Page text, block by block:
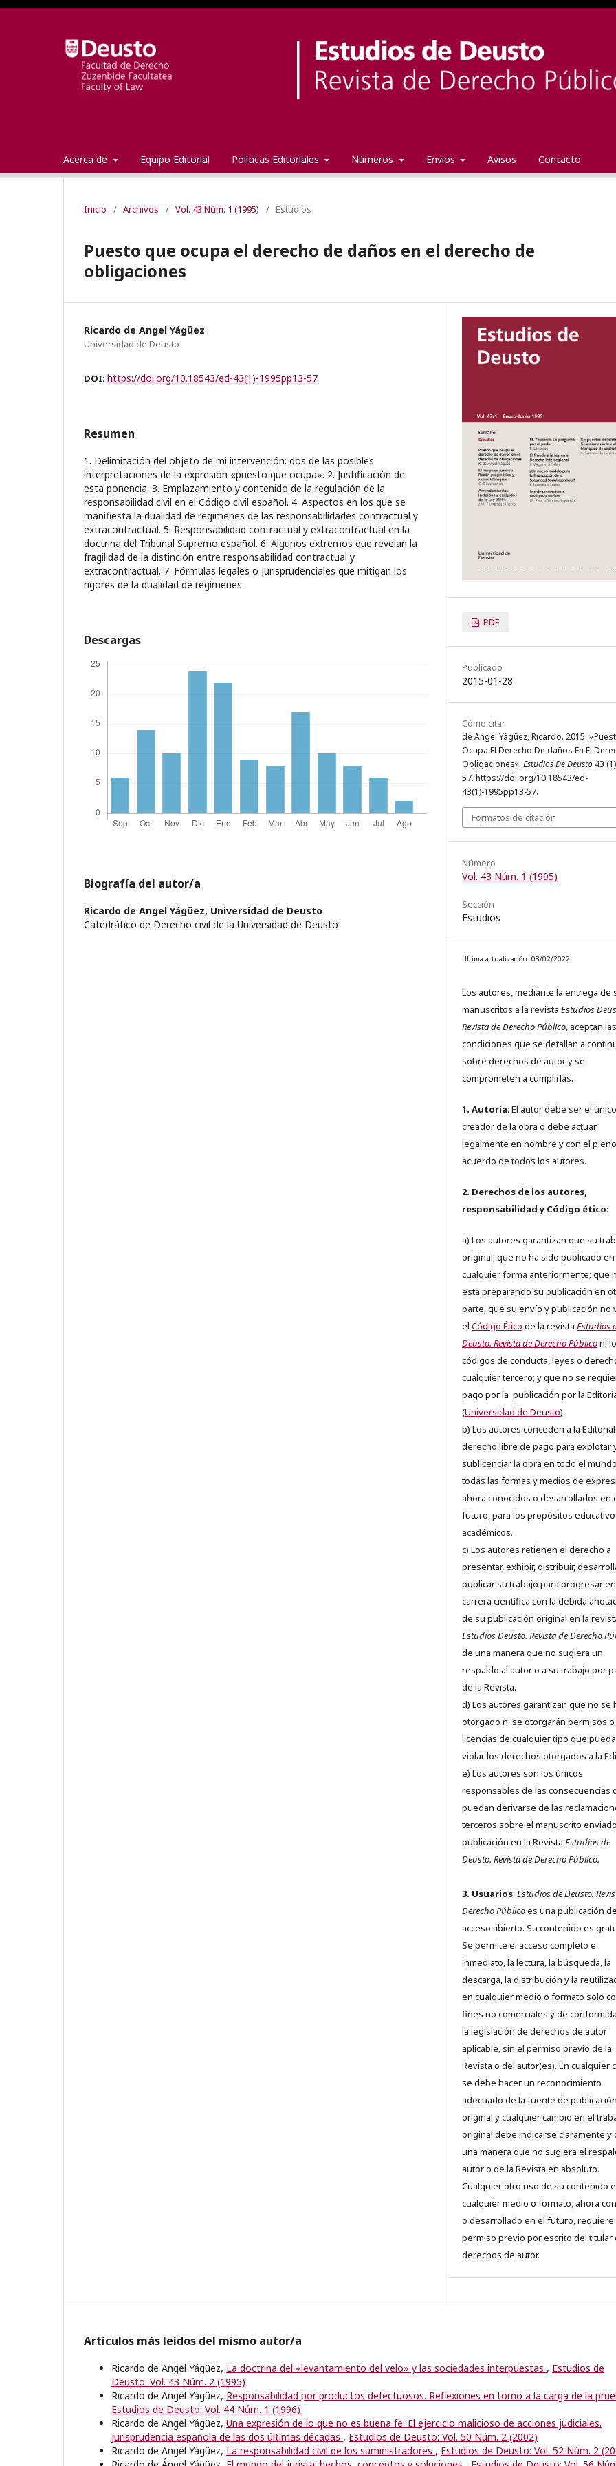
Acerca de Equipo Editorial Políticas Editoriales Números Envíos Avisos Contacto
Inicio / Archivos / Vol. 43 Núm. 1 (1995) / Estudios
Puesto que ocupa el derecho de daños en el derecho de
obligaciones
Ricardo de Angel Yágüez
Universidad de Deusto
DOI: https://doi.org/10.18543/ed-43(1)-1995pp13-57
Resumen
1. Delimitación del objeto de mi intervención: dos de las posibles
interpretaciones de la expresión «puesto que ocupa». 2. Justificación de
esta ponencia. 3. Emplazamiento y contenido de la regulación de la
responsabilidad civil en el Código civil español. 4. Aspectos en los que se
manifiesta la dualidad de regímenes de las responsabilidades contractual y
extracontractual. 5. Responsabilidad contractual y extracontractual en la
doctrina del Tribunal Supremo español. 6. Algunos extremos que revelan la
fragilidad de la distinción entre responsabilidad contractual y
extracontractual. 7. Fórmulas legales o jurisprudenciales que mitigan los
rigores de la dualidad de regímenes.
Descargas
Biografía del autor/a
Ricardo de Angel Yágüez, Universidad de Deusto
Catedrático de Derecho civil de la Universidad de Deusto
PDF
Publicado
2015-01-28
Cómo citar
de Angel Yágüez, Ricardo. 2015.
Ocupa El Derecho De daños En El
Obligaciones». Estudios De Deusto 43
57. https://doi.org/10.18543/ed-
43(1)-1995pp13-57.
Formatos de citación
Número
Vol. 43 Núm. 1 (1995)
Sección
Estudios
Última actualización: 08/02/2022
Los autores, mediante la entrega de
manuscritos a la revista Estudios
Revista de Derecho Público, aceptan las
condiciones que se detallan a
sobre derechos de autor y se
comprometen a cumplirlas.
1. Autoría: El autor debe ser el único
creador de la obra o debe actuar
legalmente en nombre y con el pleno
acuerdo de todos los autores.
2. Derechos de los autores,
responsabilidad y Código ético:
a) Los autores garantizan que su
original; que no ha sido publicado en
cualquier forma anteriormente; que
está preparando su publicación en
parte; que su envío y publicación no
el Código Ético de la revista Estudios
Deusto. Revista de Derecho Públiconi
códigos de conducta, leyes o
cualquier tercero; y que no se
pago por la publicación por la
(Universidad de Deusto).
b) Los autores conceden a la
derecho libre de pago para explotar
sublicenciar la obra en todo el
todas las formas y medios de
ahora conocidos o desarrollados en
futuro, para los propósitos
académicos.
c) Los autores retienen el derecho a
presentar, exhibir, distribuir,
publicar su trabajo para progresar
carrera científica con la debida
de su publicación original en la
Estudios Deusto. Revista de Derecho
de una manera que no sugiera un
respaldo al autor o a su trabajo por
de la Revista.
d) Los autores garantizan que no se
otorgado ni se otorgarán permisos o
licencias de cualquier tipo que
violar los derechos otorgados a la
e) Los autores son los únicos
responsables de las consecuencias
puedan derivarse de las
terceros sobre el manuscrito
publicación en la Revista Estudios de
Deusto. Revista de Derecho Público.
3. Usuarios: Estudios de Deusto.
Derecho Públicoes una publicación de
acceso abierto. Su contenido es
Se permite el acceso completo e
inmediato, la lectura, la búsqueda, la
descarga, la distribución y la
en cualquier medio o formato solo
fines no comerciales y de
la legislación de derechos de autor
aplicable, sin el permiso previo de la
Revista o del autor(es). En cualquier
se debe hacer un reconocimiento
adecuado de la fuente de publicación
original y cualquier cambio en el
original debe indicarse claramente y
una manera que no sugiera el
autor o de la Revista en absoluto.
Cualquier otro uso de su contenido
cualquier medio o formato, ahora
o desarrollado en el futuro, requiere
permiso previo por escrito del titular
derechos de autor.
Artículos más leídos del mismo autor/a
Ricardo de Angel Yágüez, La doctrina del «levantamiento del velo» y las sociedades interpuestas , Estudios de
Deusto: Vol. 43 Núm. 2 (1995)
Ricardo de Angel Yágüez, Responsabilidad por productos defectuosos. Reflexiones en torno a la carga de la
Estudios de Deusto: Vol. 44 Núm. 1 (1996)
Ricardo de Angel Yágüez, Una expresión de lo que no es buena fe: El ejercicio malicioso de acciones judiciales.
Jurisprudencia española de las dos últimas décadas , Estudios de Deusto: Vol. 50 Núm. 2 (2002)
Ricardo de Angel Yágüez, La responsabilidad civil de los suministradores , Estudios de Deusto: Vol. 52 Núm. 2